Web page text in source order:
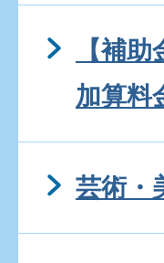
【補
加算料
芸術・